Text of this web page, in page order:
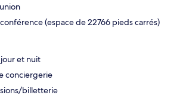
(espace de 22766 pieds carrés)
et nuit
conciergerie
billetterie